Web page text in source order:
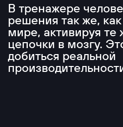
В тренажере
решения так же,
мире, активируя те
цепочки в мозгу.
добиться реальной